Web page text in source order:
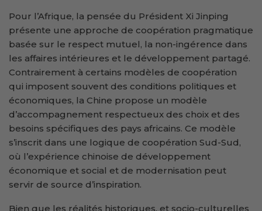
Pour l’Afrique, la pensée du Président Xi Jinping
présente une approche de coopération pragmatique
basée sur le respect mutuel, la non-ingérence dans
les affaires intérieures et le développement partagé.
Contrairement à certains modèles de coopération
qui imposent souvent des conditions politiques et
économiques, la Chine propose un modèle
d’accompagnement respectueux des choix et des
besoins spécifiques des pays africains. Ce modèle
s’inscrit dans une logique de coopération Sud-Sud,
où l’expérience chinoise de développement
économique et social et de modernisation peut
servir de source d’inspiration.
Bien que les réalités historiques, et socio-culturelles